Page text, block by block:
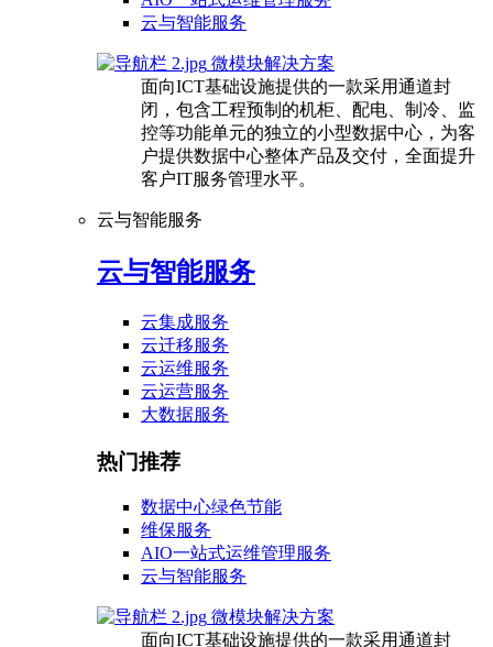
云与智能服务
微模块解决方案
面向ICT基础设施提供的一款采用通道封
闭，包含工程预制的机柜、配电、制冷、监
控等功能单元的独立的小型数据中心，为客
户提供数据中心整体产品及交付，全面提升
客户IT服务管理水平。
云与智能服务
云与智能服务
云集成服务
云迁移服务
云运维服务
云运营服务
大数据服务
热门推荐
数据中心绿色节能
维保服务
AIO一站式运维管理服务
云与智能服务
微模块解决方案
面向ICT基础设施提供的一款采用通道封